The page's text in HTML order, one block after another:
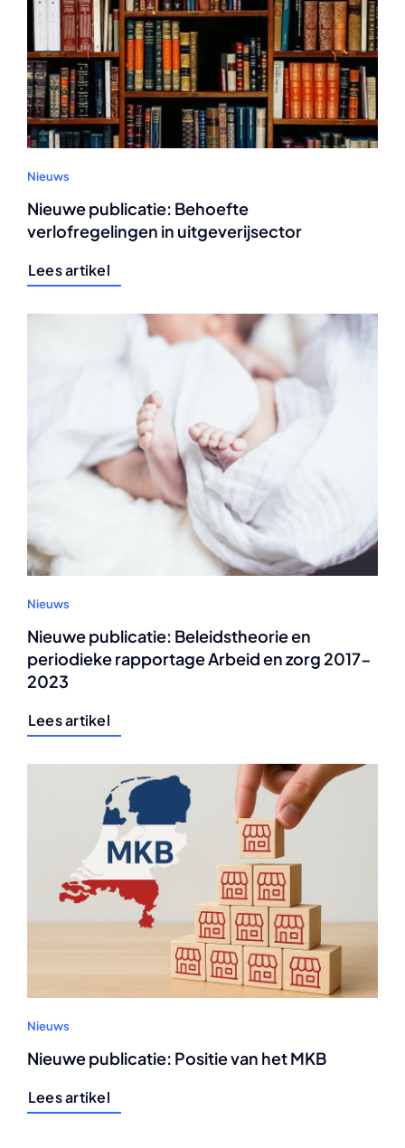
Nieuws
Nieuwe publicatie: Behoefte
verlofregelingen in uitgeverijsector
Lees artikel
Nieuws
Nieuwe publicatie: Beleidstheorie en
periodieke rapportage Arbeid en zorg 2017-
2023
Lees artikel
Nieuws
Nieuwe publicatie: Positie van het MKB
Lees artikel